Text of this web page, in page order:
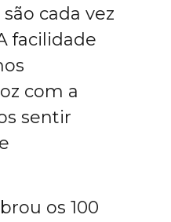
cada vez
facilidade
com a
sentir
os 100